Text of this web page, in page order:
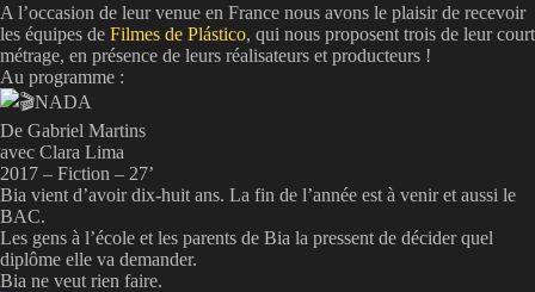
A l’occasion de leur venue en France nous avons le plaisir de recevoir
les équipes de Filmes de Plástico, qui nous proposent trois de leur court
métrage, en présence de leurs réalisateurs et producteurs !
Au programme :
NADA
De Gabriel Martins
avec Clara Lima
2017 – Fiction – 27’
Bia vient d’avoir dix-huit ans. La fin de l’année est à venir et aussi le
BAC.
Les gens à l’école et les parents de Bia la pressent de décider quel
diplôme elle va demander.
Bia ne veut rien faire.